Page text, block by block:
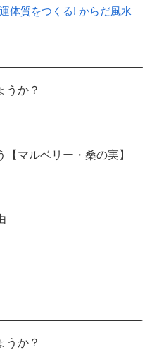
体質をつくる! からだ風水
うか？
【マルベリー・桑の実】
うか？